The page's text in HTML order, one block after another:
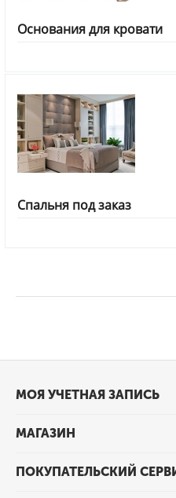
Основания для кровати
Спальня под заказ
МОЯ УЧЕТНАЯ ЗАПИСЬ
МАГАЗИН
ПОКУПАТЕЛЬСКИЙ